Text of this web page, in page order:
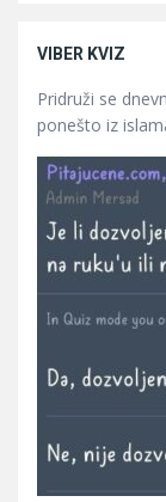
VIBER KVIZ
Pridruži se
ponešto iz